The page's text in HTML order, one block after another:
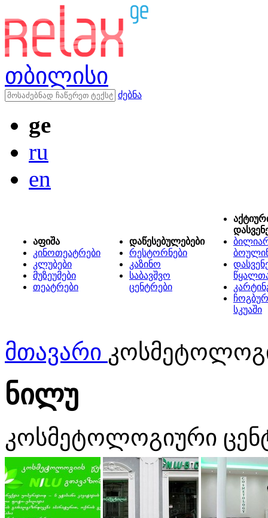
თბილისი
ძებნა
ge
ru
en
აფიშა
კინოთეატრები
კლუბები
მუზეუმები
თეატრები
დაწესებულებები
რესტორნები
კაზინო
საბავშვო
ცენტრები
სკუაში
მთავარი
ნილუ
კოსმეტოლოგიური